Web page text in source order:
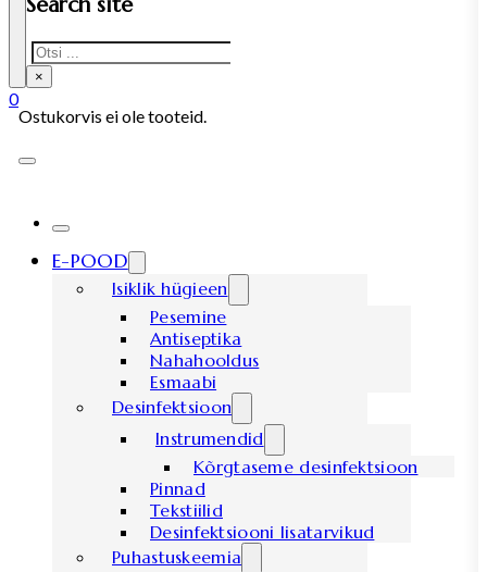
Search
×
0
Ostukorvis ei ole tooteid.
E-POOD
Isiklik hügieen
Pesemine
Antiseptika
Nahahooldus
Esmaabi
Desinfektsioon
Instrumendid
Kõrgtaseme desinfektsioon
Pinnad
Tekstiilid
Desinfektsiooni lisatarvikud
Puhastuskeemia